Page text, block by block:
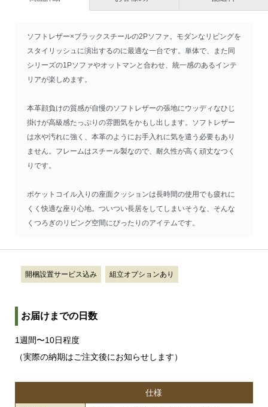
ソフトレザー×ブラックスチールの2Pソファ。モダンなリビングを
スタイリッシュに演出するのに最適な一台です。単体で、また同
シリーズの1Pソファやオットマンと合わせ、統一感のあるインテ
リアが楽しめます。
本革顔負けの質感が自慢のソフトレザーの張地にウッディなひじ
掛けが高級感たっぷりの雰囲気をかもし出します。ソフトレザー
は水や汚れに強く、本革のようにお手入れに気を遣う必要もあり
ません。フレームはスチール製なので、耐久性が高く頑丈なつく
りです。
ポケットコイル入りの座面クッションは長時間の使用でも疲れに
くく快適な座り心地。ついつい長居をしてしまいそうな、そんな
くつろぎのリビング空間にぴったりのアイテムです。
開梱設置サービス込み 組立オプションあり
お届けまでの日数
1週間〜10日程度
（実際の納期はご注文後にお知らせします）
仕様